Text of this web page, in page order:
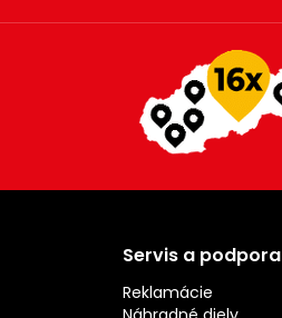
Servis a podpora
Reklamácie